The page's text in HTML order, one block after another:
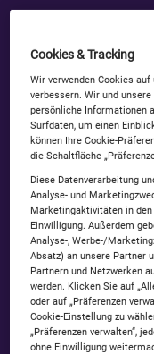
Simon in
Cookies & Tracking
Wir verwenden Cookies
verbessern. Wir und unsere
persönliche Informationen
Surfdaten, um einen
können Ihre Cookie-
die Schaltfläche
Diese Datenverarbeitung
Analyse- und
Marketingaktivitäten in
Einwilligung. Außerdem
Analyse-, Werbe-/
Absatz) an unsere Partner
Partnern und Netzwerken
werden. Klicken Sie auf
oder auf „Präferenzen
Cookie-Einstellung zu
„Präferenzen verwalten“,
ohne Einwilligung